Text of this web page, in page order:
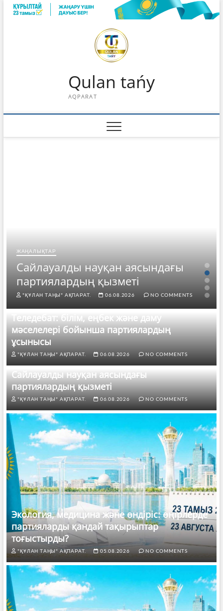
Skip
Qulan tańy
AQPARAT
ЖАҢАЛЫҚТАР
Сайлауалды науқан аясындағы
партиялардың қызметі
"ҚҰЛАН ТАҢЫ" АҚПАРАТ. 06.08.2026 NO COMMENTS
Теледебат: білім, еңбек және даму
мәселелері бойынша партиялардың
ұсынысы
"ҚҰЛАН ТАҢЫ" АҚПАРАТ. 06.08.2026 NO COMMENTS
Сайлауалды науқан аясындағы
партиялардың қызметі
"ҚҰЛАН ТАҢЫ" АҚПАРАТ. 06.08.2026 NO COMMENTS
Экология, медицина және өндіріс: өңірлерде
партияларды қандай тақырыптар
тоғыстырды?
"ҚҰЛАН ТАҢЫ" АҚПАРАТ. 05.08.2026 NO COMMENTS